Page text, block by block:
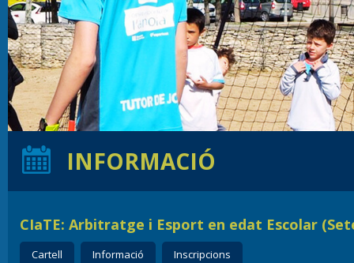
INFORMACIÓ
CIaTE: Arbitratge i Esport en edat Escolar
Cartell Informació Inscripcions